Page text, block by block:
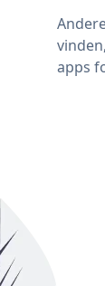
apps